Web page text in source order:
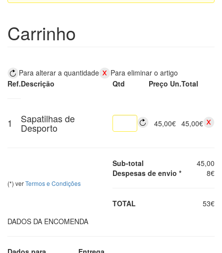
Carrinho
Para alterar a quantidade
Para eliminar o artigo
Ref.Descrição Qtd Preço Un.Total
1 Sapatilhas de
Desporto 45,00€ 45,00€
(*) verTermos e Condições
Sub-total
45,00
Despesas de envio *
8€
TOTAL
53€
DADOS DA ENCOMENDA